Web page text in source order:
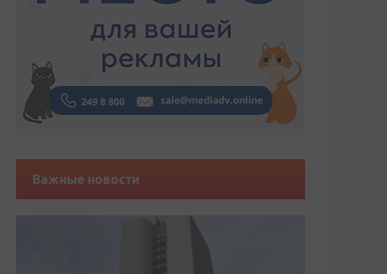
Важные новости